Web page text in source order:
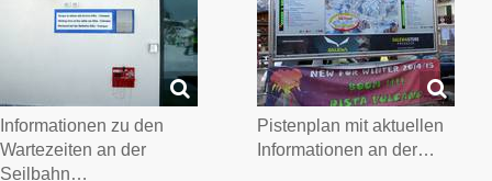
Informationen zu den
Wartezeiten an der
Seilbahn…
Pistenplan mit aktuellen
Informationen an der…